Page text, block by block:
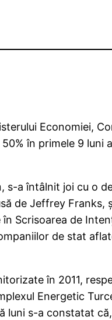
Economiei,
în primele 9 luni
s-a întâlnit joi cu o
de Jeffrey
Scrisoarea de
de stat
în 2011,
Energetic
luni s-a constatat